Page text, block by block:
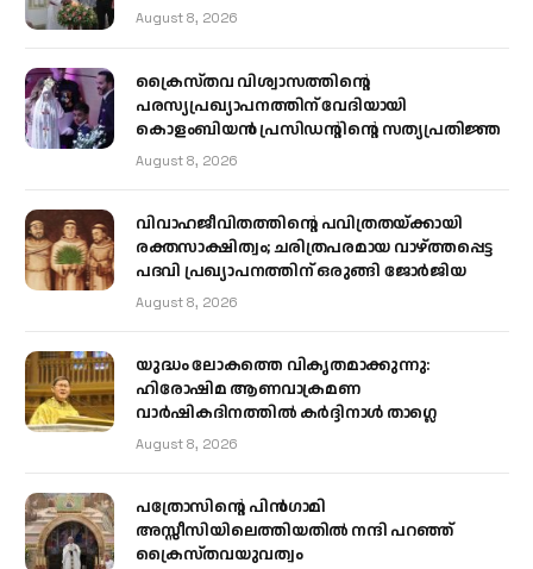
August 8, 2026
ക്രൈസ്തവ വിശ്വാസത്തിന്റെ
പരസ്യപ്രഖ്യാപനത്തിന് വേദിയായി
കൊളംബിയൻ പ്രസിഡന്റിന്റെ സത്യപ്രതിജ്ഞ
August 8, 2026
വിവാഹജീവിതത്തിന്റെ പവിത്രതയ്ക്കായി
രക്തസാക്ഷിത്വം; ചരിത്രപരമായ വാഴ്ത്തപ്പെട്ട
പദവി പ്രഖ്യാപനത്തിന് ഒരുങ്ങി ജോര്‍ജിയ
August 8, 2026
യുദ്ധം ലോകത്തെ വികൃതമാക്കുന്നു:
ഹിരോഷിമ ആണവാക്രമണ
വാർഷികദിനത്തിൽ കർദ്ദിനാൾ താഗ്ലെ
August 8, 2026
പത്രോസിന്റെ പിൻഗാമി
അസ്സീസിയിലെത്തിയതിൽ നന്ദി പറഞ്ഞ്
ക്രൈസ്തവയുവത്വം